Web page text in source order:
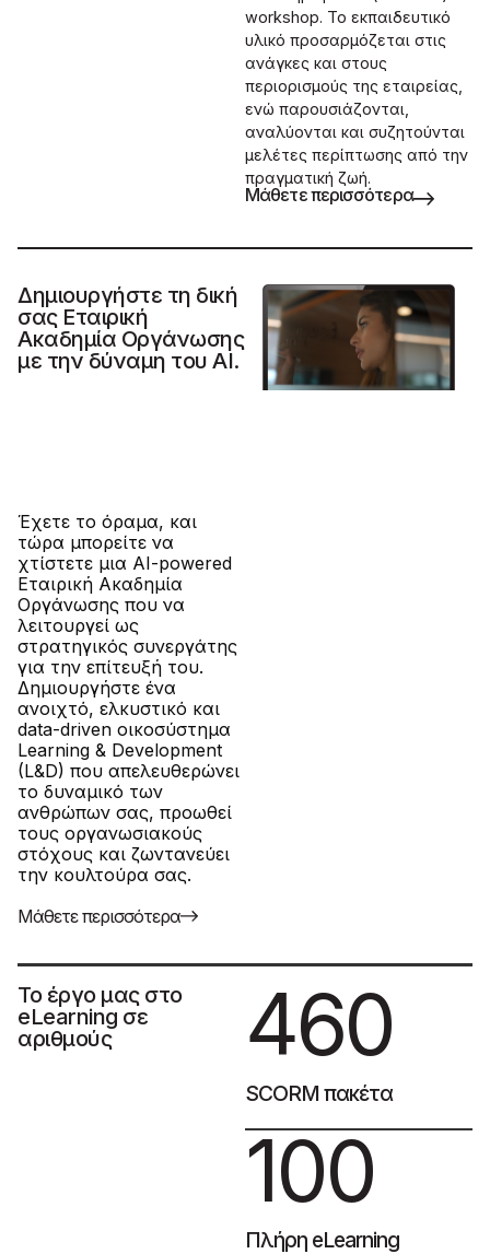
workshop. Το εκπαιδευτικό
υλικό προσαρμόζεται στις
ανάγκες και στους
περιορισμούς της εταιρείας,
ενώ παρουσιάζονται,
αναλύονται και συζητούνται
μελέτες περίπτωσης από την
πραγματική ζωή.
Μάθετε περισσότερα
Δημιουργήστε τη δική
σας Εταιρική
Ακαδημία Οργάνωσης
με την δύναμη του AI.
Έχετε το όραμα, και
τώρα μπορείτε να
χτίστετε μια AI-powered
Εταιρική Ακαδημία
Οργάνωσης που να
λειτουργεί ως
στρατηγικός συνεργάτης
για την επίτευξή του.
Δημιουργήστε ένα
ανοιχτό, ελκυστικό και
data-driven οικοσύστημα
Learning & Development
(L&D) που απελευθερώνει
το δυναμικό των
ανθρώπων σας, προωθεί
τους οργανωσιακούς
στόχους και ζωντανεύει
την κουλτούρα σας.
Μάθετε περισσότερα
Το έργο μας στο
eLearning σε
αριθμούς
SCORM πακέτα
460
Πλήρη eLearning
100